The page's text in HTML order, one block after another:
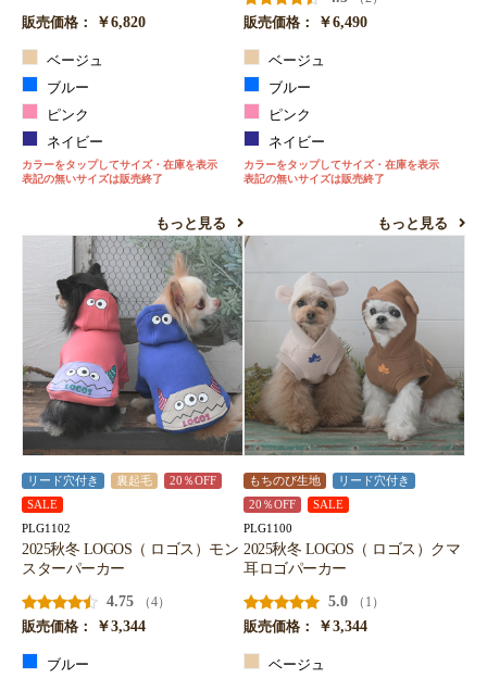
販売価格： ￥6,820
ベージュ
ブルー
ピンク
ネイビー
カラーをタップしてサイズ・在庫を表示
表記の無いサイズは販売終了
もっと見る
販売価格：
￥6,490
ベージュ
ブルー
ピンク
ネイビー
カラーをタップしてサイズ・在庫を表示
表記の無いサイズは販売終了
もっと見る
リード穴付き 裏起毛
20％OFF
SALE
PLG1102
2025秋冬 LOGOS（ ロゴス）モン
スターパーカー
4.75
（4）
販売価格：
￥3,344
ブルー
もちのび生地
リード穴付き
20％OFF
SALE
PLG1100
2025秋冬 LOGOS（ ロゴス）クマ
耳ロゴパーカー
5.0
（1）
販売価格：
￥3,344
ベージュ